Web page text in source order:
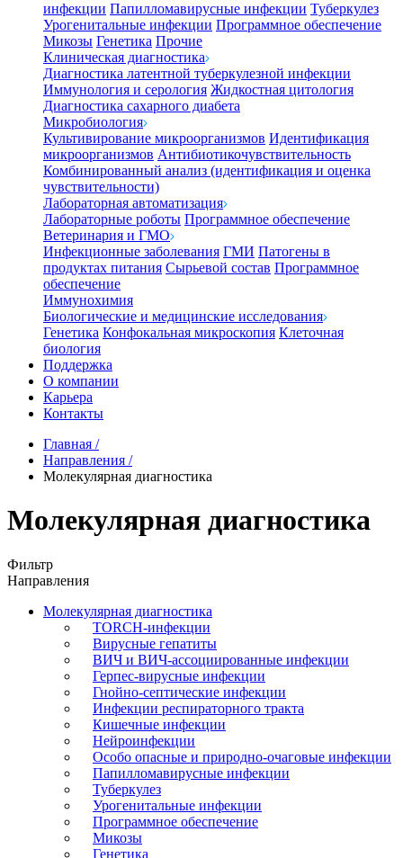
инфекции Папилломавирусные инфекции Туберкулез
Урогенитальные инфекции Программное обеспечение
Микозы Генетика Прочие
Клиническая диагностика
Диагностика латентной туберкулезной инфекции
Иммунология и серология Жидкостная цитология
Диагностика сахарного диабета
Микробиология
Культивирование микроорганизмов Идентификация
микроорганизмов Антибиотикочувствительность
Комбинированный анализ (идентификация и оценка
чувствительности)
Лабораторная автоматизация
Лабораторные роботы Программное обеспечение
Ветеринария и ГМО
Инфекционные заболевания ГМИ Патогены в
продуктах питания Сырьевой состав Программное
обеспечение
Иммунохимия
Биологические и медицинские исследования
Генетика Конфокальная микроскопия Клеточная
биология
Поддержка
О компании
Карьера
Контакты
Главная /
Направления /
Молекулярная диагностика
Молекулярная диагностика
Фильтр
Направления
Молекулярная диагностика
TORCH-инфекции
Вирусные гепатиты
ВИЧ и ВИЧ-ассоциированные инфекции
Герпес-вирусные инфекции
Гнойно-септические инфекции
Инфекции респираторного тракта
Кишечные инфекции
Нейроинфекции
Особо опасные и природно-очаговые инфекции
Папилломавирусные инфекции
Туберкулез
Урогенитальные инфекции
Программное обеспечение
Микозы
Генетика